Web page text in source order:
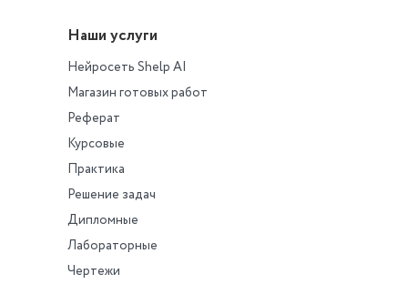
Наши услуги
Нейросеть Shelp AI
Магазин готовых работ
Реферат
Курсовые
Практика
Решение задач
Дипломные
Лабораторные
Чертежи